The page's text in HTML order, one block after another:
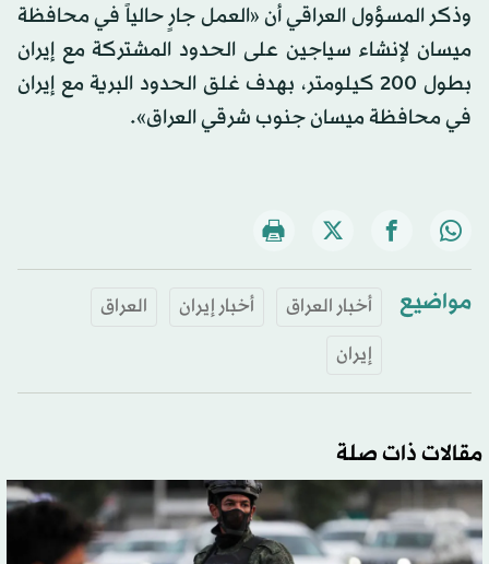
وذكر المسؤول العراقي أن «العمل جارٍ حالياً في محافظة
ميسان لإنشاء سياجين على الحدود المشتركة مع إيران
بطول 200 كيلومتر، بهدف غلق الحدود البرية مع إيران
في محافظة ميسان جنوب شرقي العراق».
مواضيع أخبار العراق أخبار إيران
العراق
إيران
مقالات ذات صلة